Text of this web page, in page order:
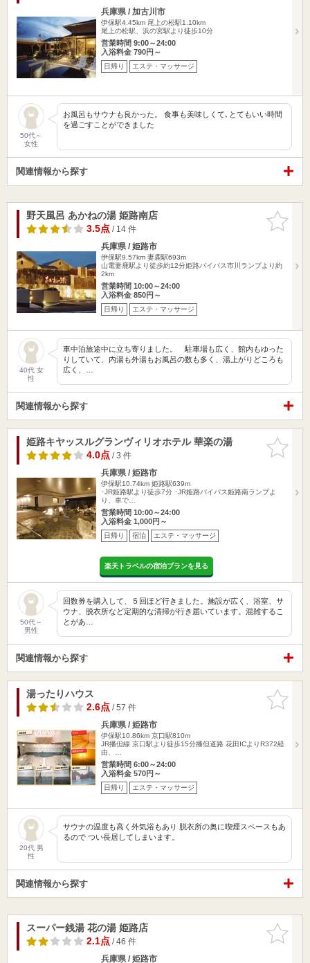
兵庫県 / 加古川市
伊保駅4.45km 尾上の松駅1.10km
尾上の松駅、浜の宮駅より徒歩10分
営業時間 9:00～24:00
入浴料金 790円～
日帰り エステ・マッサージ
50代～
女性
お風呂もサウナも良かった。 食事も美味しくて､とてもいい時間
を過ごすことができました
関連情報から探す
お気に入
りに追加
野天風呂 あかねの湯 姫路南店
3.5点/ 14 件
兵庫県 / 姫路市
伊保駅9.57km 妻鹿駅693m
山電妻鹿駅より徒歩約12分姫路バイパス市川ランプより約
2km
営業時間 10:00～24:00
入浴料金 850円～
日帰り エステ・マッサージ
40代 女
性
車中泊旅途中に立ち寄りました。 駐車場も広く、館内もゆった
りしていて、内湯も外湯もお風呂の数も多く、湯上がりどころも
広く、…
関連情報から探す
お気に入
りに追加
姫路キヤッスルグランヴィリオホテル 華楽の湯
4.0点/ 3 件
兵庫県 / 姫路市
伊保駅10.74km 姫路駅639m
･JR姫路駅より徒歩7分 ･JR姫路バイパス姫路南ランプよ
り、車で…
営業時間 10:00～24:00
入浴料金 1,000円～
日帰り 宿泊 エステ・マッサージ
楽天トラベルの宿泊プランを見る
50代～
男性
回数券を購入して、５回ほど行きました。施設が広く、浴室、サ
ウナ、脱衣所など定期的な清掃が行き届いています。混雑するこ
とがあ…
関連情報から探す
お気に入
りに追加
湯ったりハウス
2.6点/ 57 件
兵庫県 / 姫路市
伊保駅10.86km 京口駅810m
JR播但線 京口駅より徒歩15分播但道路 花田ICよりR372経
由、…
営業時間 6:00～24:00
入浴料金 570円～
日帰り エステ・マッサージ
20代 男
性
サウナの温度も高く外気浴もあり 脱衣所の奥に喫煙スペースもあ
るので つい長居してしまいます。
関連情報から探す
お気に入
りに追加
スーパー銭湯 花の湯 姫路店
2.1点/ 46 件
兵庫県 / 姫路市